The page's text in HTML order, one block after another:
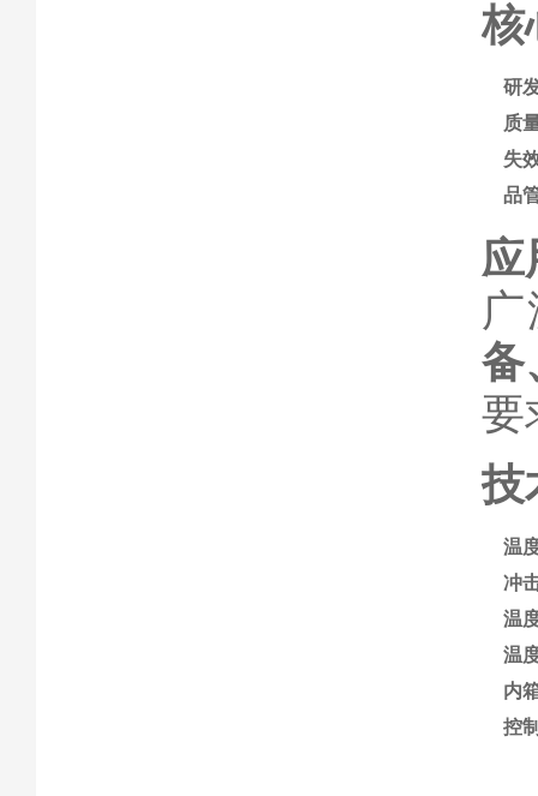
核
研
质
失
品
应
备
要
技
温
冲
温
温
内
控